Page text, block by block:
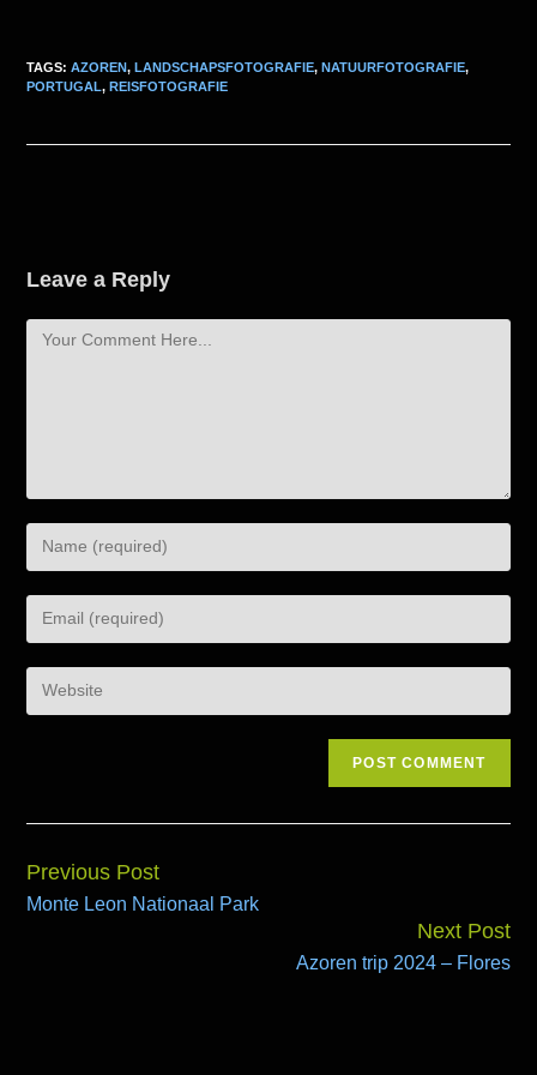
TAGS:AZOREN,LANDSCHAPSFOTOGRAFIE,NATUURFOTOGRAFIE,
PORTUGAL,REISFOTOGRAFIE
Leave a Reply
Continue
Reading
Previous Post
Monte Leon Nationaal Park
Next Post
Azoren trip 2024 – Flores